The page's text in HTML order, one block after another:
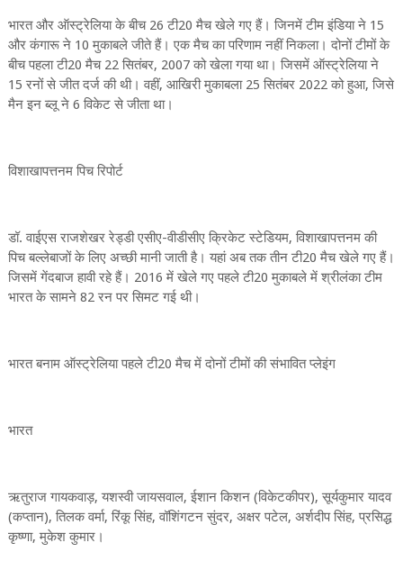
भारत और ऑस्ट्रेलिया के बीच 26 टी20 मैच खेले गए हैं। जिनमें टीम इंडिया ने 15
और कंगारू ने 10 मुकाबले जीते हैं। एक मैच का परिणाम नहीं निकला। दोनों टीमों के
बीच पहला टी20 मैच 22 सितंबर, 2007 को खेला गया था। जिसमें ऑस्ट्रेलिया ने
15 रनों से जीत दर्ज की थी। वहीं, आखिरी मुकाबला 25 सितंबर 2022 को हुआ, जिसे
मैन इन ब्लू ने 6 विकेट से जीता था।
विशाखापत्तनम पिच रिपोर्ट
डॉ. वाईएस राजशेखर रेड्डी एसीए-वीडीसीए क्रिकेट स्टेडियम, विशाखापत्तनम की
पिच बल्लेबाजों के लिए अच्छी मानी जाती है। यहां अब तक तीन टी20 मैच खेले गए हैं।
जिसमें गेंदबाज हावी रहे हैं। 2016 में खेले गए पहले टी20 मुकाबले में श्रीलंका टीम
भारत के सामने 82 रन पर सिमट गई थी।
भारत बनाम ऑस्ट्रेलिया पहले टी20 मैच में दोनों टीमों की संभावित प्लेइंग
भारत
ऋतुराज गायकवाड़, यशस्वी जायसवाल, ईशान किशन (विकेटकीपर), सूर्यकुमार यादव
(कप्तान), तिलक वर्मा, रिंकू सिंह, वॉशिंगटन सुंदर, अक्षर पटेल, अर्शदीप सिंह, प्रसिद्ध
कृष्णा, मुकेश कुमार।